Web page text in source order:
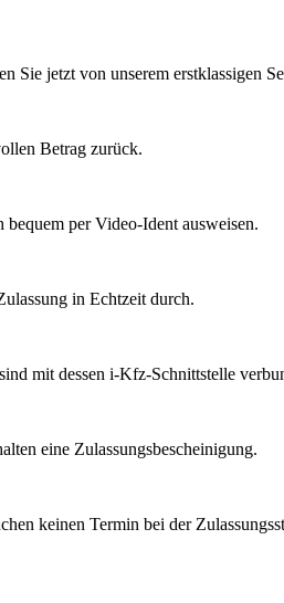
Sie jetzt von unserem erstklassigen
Betrag zurück.
per Video-Ident ausweisen.
in Echtzeit durch.
mit dessen i-Kfz-Schnittstelle
eine Zulassungsbescheinigung.
keinen Termin bei der